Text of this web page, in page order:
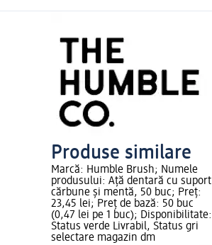
Produse similare
Marcă: Humble Brush; Numele
produsului: Ață dentară cu suport
cărbune și mentă, 50 buc; Preț:
23,45 lei; Preț de bază: 50 buc
(0,47 lei pe 1 buc); Disponibilitate:
Status verde Livrabil, Status gri
selectare magazin dm